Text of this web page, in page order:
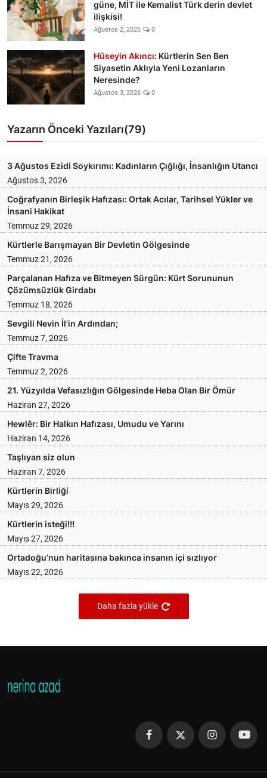
güne, MİT ile Kemalist Türk derin devlet
ilişkisi!
Ağustos 2, 2026 0
Hüseyin Akıncı: Kürtlerin Sen Ben
Siyasetin Aklıyla Yeni Lozanların
Neresinde?
Ağustos 3, 2026 0
Yazarın Önceki Yazıları(79)
3 Ağustos Ezidi Soykırımı: Kadınların Çığlığı, İnsanlığın Utancı
Ağustos 3, 2026
Coğrafyanın Birleşik Hafızası: Ortak Acılar, Tarihsel Yükler ve
İnsani Hakikat
Temmuz 29, 2026
Kürtlerle Barışmayan Bir Devletin Gölgesinde
Temmuz 21, 2026
Parçalanan Hafıza ve Bitmeyen Sürgün: Kürt Sorununun
Çözümsüzlük Girdabı
Temmuz 18, 2026
Sevgili Nevin İl'in Ardından;
Temmuz 7, 2026
Çifte Travma
Temmuz 2, 2026
21. Yüzyılda Vefasızlığın Gölgesinde Heba Olan Bir Ömür
Haziran 27, 2026
Hewlêr: Bir Halkın Hafızası, Umudu ve Yarını
Haziran 14, 2026
Taşlıyan siz olun
Haziran 7, 2026
Kürtlerin Birliği
Mayıs 29, 2026
Kürtlerin isteği!!!
Mayıs 27, 2026
Ortadoğu’nun haritasına bakınca insanın içi sızlıyor
Mayıs 22, 2026
Daha fazla yükle